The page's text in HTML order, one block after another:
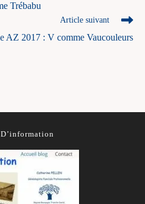
Trébabu
Article suivant
AZ 2017 : V comme Vaucouleurs